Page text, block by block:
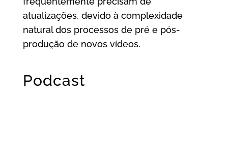
atualizações, devido à complexidade
natural dos processos de pré e pós-
produção de novos vídeos.
Podcast